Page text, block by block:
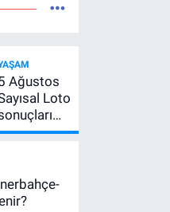
Ağustos
Loto